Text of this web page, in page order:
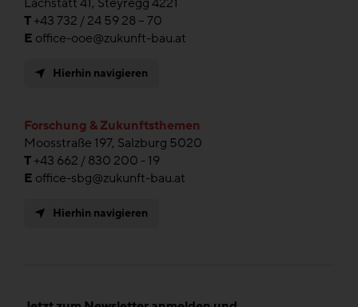
T+43 732 / 24 59 28 – 70
E office-ooe@zukunft-bau.at
Hierhin navigieren
Forschung & Zukunftsthemen
Moosstraße 197, Salzburg 5020
T+43 662 / 830 200 - 19
E office-sbg@zukunft-bau.at
Hierhin navigieren